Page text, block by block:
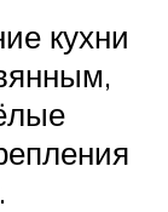
кухни